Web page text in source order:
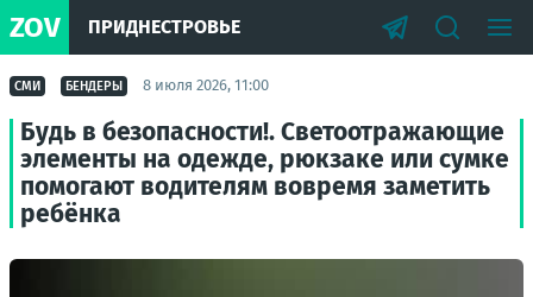
ZOV ПРИДНЕСТРОВЬЕ
СМИ БЕНДЕРЫ 8 июля 2026, 11:00
Будь в безопасности!. Светоотражающие
элементы на одежде, рюкзаке или сумке
помогают водителям вовремя заметить
ребёнка